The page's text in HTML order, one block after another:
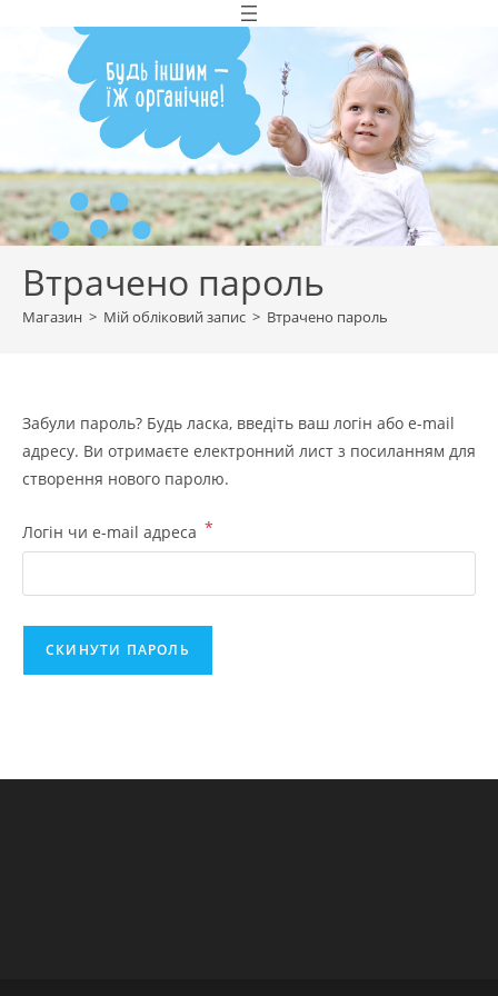
Втрачено пароль
Магазин > Мій обліковий запис > Втрачено пароль
Забули пароль? Будь ласка, введіть ваш логін або e-mail
адресу. Ви отримаєте електронний лист з посиланням для
створення нового паролю.
Логін чи e-mail адреса *
СКИНУТИ ПАРОЛЬ